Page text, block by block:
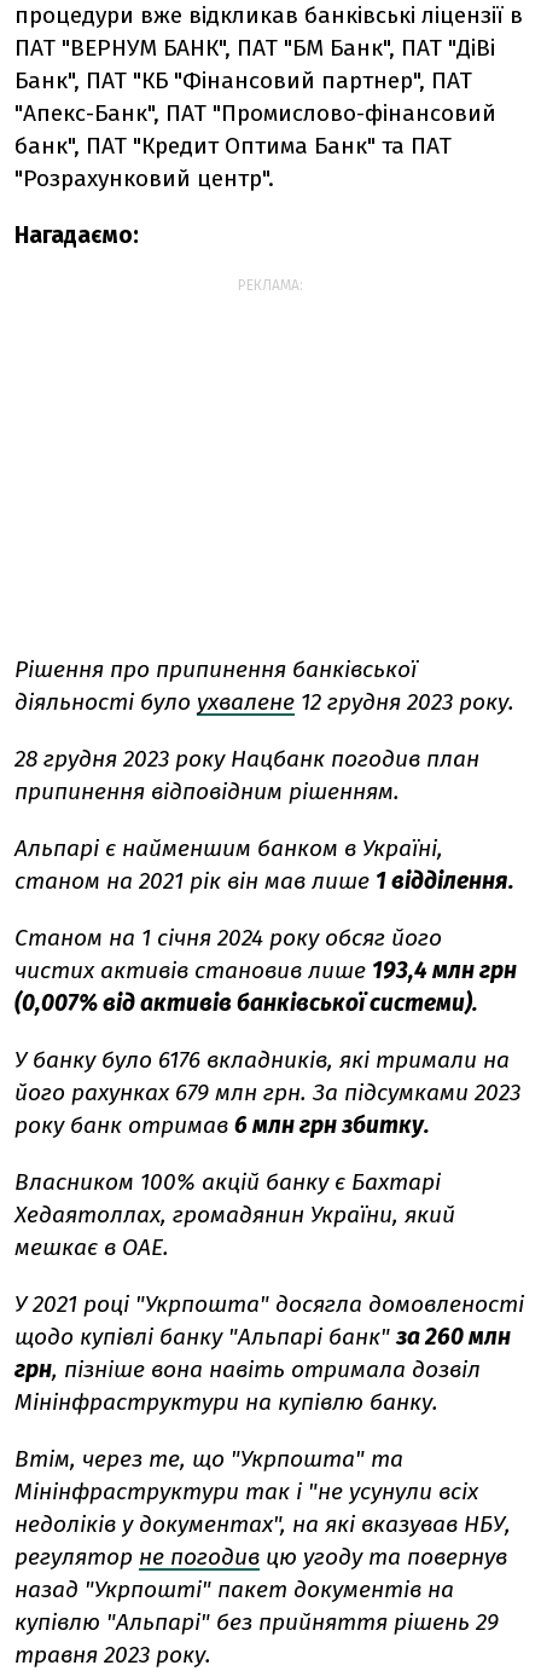
процедури вже відкликав банківські ліцензії в
ПАТ "ВЕРНУМ БАНК", ПАТ "БМ Банк", ПАТ "ДіВі
Банк", ПАТ "КБ "Фінансовий партнер", ПАТ
"Апекс-Банк", ПАТ "Промислово-фінансовий
банк", ПАТ "Кредит Оптима Банк" та ПАТ
"Розрахунковий центр".
Нагадаємо:
РЕКЛАМА:
Рішення про припинення банківської
діяльності було ухвалене 12 грудня 2023 року.
28 грудня 2023 року Нацбанк погодив план
припинення відповідним рішенням.
Альпарі є найменшим банком в Україні,
станом на 2021 рік він мав лише 1 відділення.
Станом на 1 січня 2024 року обсяг його
чистих активів становив лише 193,4 млн грн
(0,007% від активів банківської системи).
У банку було 6176 вкладників, які тримали на
його рахунках 679 млн грн. За підсумками 2023
року банк отримав 6 млн грн збитку.
Власником 100% акцій банку є Бахтарі
Хедаятоллах, громадянин України, який
мешкає в ОАЕ.
У 2021 році "Укрпошта" досягла домовленості
щодо купівлі банку "Альпарі банк"за 260 млн
грн, пізніше вона навіть отримала дозвіл
Мінінфраструктури на купівлю банку.
Втім, через те, що "Укрпошта" та
Мінінфраструктури так і "не усунули всіх
недоліків у документах", на які вказував НБУ,
регулятор не погодив цю угоду та повернув
назад "Укрпошті" пакет документів на
купівлю "Альпарі" без прийняття рішень 29
травня 2023 року.